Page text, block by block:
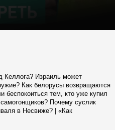
Келлога? Израиль может
Как белорусы возвращаются
беспокоиться тем, кто уже купил
Почему суслик
в Несвиже? | «Как